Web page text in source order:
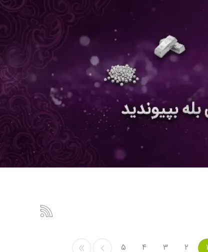
1
2
3
4
5